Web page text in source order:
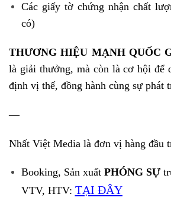
Các giấy tờ chứng nhận chất
có)
THƯƠNG HIỆU MẠNH QUỐC
là giải thưởng, mà còn là cơ hội để
định vị thế, đồng hành cùng sự phát
—
Nhất Việt Media là đơn vị hàng đầu
Booking, Sản xuất PHÓNG SỰ
VTV, HTV: TẠI ĐÂY